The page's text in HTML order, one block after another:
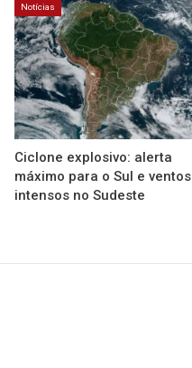
Notícias
Ciclone explosivo: alerta
máximo para o Sul e ventos
intensos no Sudeste